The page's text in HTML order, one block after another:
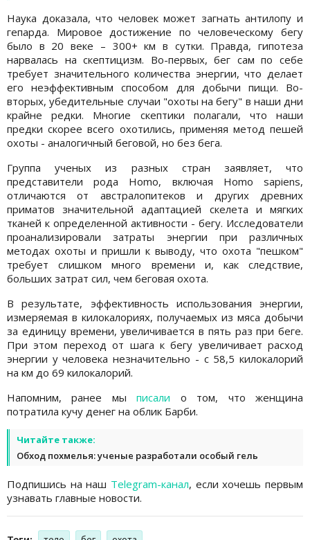
Наука доказала, что человек может загнать антилопу и
гепарда. Мировое достижение по человеческому бегу
было в 20 веке – 300+ км в сутки. Правда, гипотеза
нарвалась на скептицизм. Во-первых, бег сам по себе
требует значительного количества энергии, что делает
его неэффективным способом для добычи пищи. Во-
вторых, убедительные случаи "охоты на бегу" в наши дни
крайне редки. Многие скептики полагали, что наши
предки скорее всего охотились, применяя метод пешей
охоты - аналогичный беговой, но без бега.
Группа ученых из разных стран заявляет, что
представители рода Homo, включая Homo sapiens,
отличаются от австралопитеков и других древних
приматов значительной адаптацией скелета и мягких
тканей к определенной активности - бегу. Исследователи
проанализировали затраты энергии при различных
методах охоты и пришли к выводу, что охота "пешком"
требует слишком много времени и, как следствие,
больших затрат сил, чем беговая охота.
В результате, эффективность использования энергии,
измеряемая в килокалориях, получаемых из мяса добычи
за единицу времени, увеличивается в пять раз при беге.
При этом переход от шага к бегу увеличивает расход
энергии у человека незначительно - с 58,5 килокалорий
на км до 69 килокалорий.
Напомним, ранее мыписали о том, что женщина
потратила кучу денег на облик Барби.
Читайте также:
Обход похмелья: ученые разработали особый гель
Подпишись на наш Telegram-канал, если хочешь первым
узнавать главные новости.